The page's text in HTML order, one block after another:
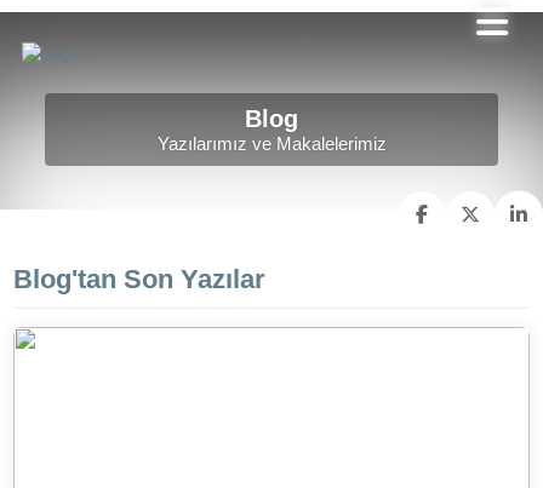
Blog
Yazılarımız ve Makalelerimiz
Blog'tan Son Yazılar